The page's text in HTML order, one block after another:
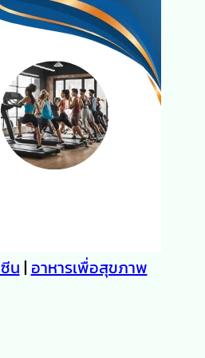
น|อาหารเพื่อสุขภาพ